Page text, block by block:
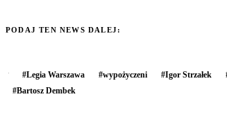
PODAJ TEN NEWS DALEJ:
#Legia Warszawa #wypożyczeni #Igor Strzałek
#Bartosz Dembek